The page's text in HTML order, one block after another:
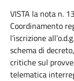
VISTA la nota n.
Coordinamento
l’iscrizione
schema di
critiche sul
telematica